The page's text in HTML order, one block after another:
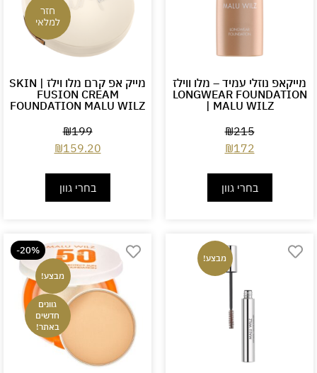
מייקאפ נוזלי עמיד – מלו ווילז
LONGWEAR FOUNDATION
| MALU WILZ
₪215
₪172
בחרי גוון
חזר
למלאי
מייק אפ קרם מלו וילז | SKIN
FUSION CREAM
FOUNDATION MALU WILZ
₪199
₪159.20
בחרי גוון
מבצע!
-20%
מבצע!
גוונים
חדשים
באתר!